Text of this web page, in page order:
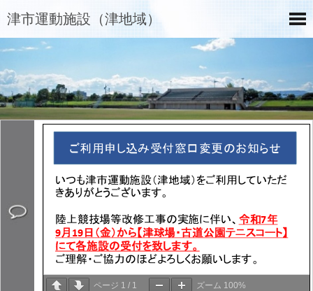
津市運動施設（津地域）
ページ 1 / 1 ズーム 100%